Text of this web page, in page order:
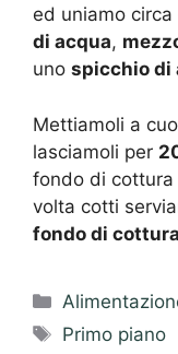
ed uniamo circa
di acqua,
uno spicchio di
Mettiamoli a
lasciamoli per
fondo di cottura
volta cotti
fondo di
Categorie
Tag
Primo piano